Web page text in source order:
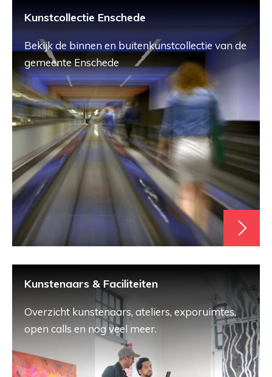
Kunstcollectie Enschede
Bekijk de binnen en buitenkunstcollectie van de
gemeente Enschede
Kunstenaars & Faciliteiten
Overzicht kunstenaars, ateliers, exporuimtes,
open calls en nog veel meer.